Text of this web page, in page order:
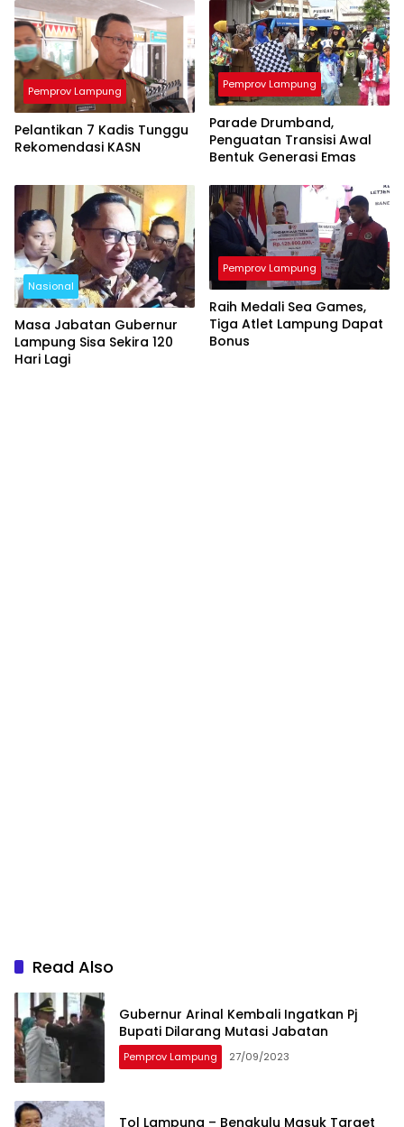
Pemprov Lampung
Pelantikan 7 Kadis Tunggu
Rekomendasi KASN
Pemprov Lampung
Parade Drumband,
Penguatan Transisi Awal
Bentuk Generasi Emas
Nasional
Masa Jabatan Gubernur
Lampung Sisa Sekira 120
Hari Lagi
Pemprov Lampung
Raih Medali Sea Games,
Tiga Atlet Lampung Dapat
Bonus
Read Also
Gubernur Arinal Kembali Ingatkan Pj
Bupati Dilarang Mutasi Jabatan
Pemprov Lampung 27/09/2023
Tol Lampung – Bengkulu Masuk Target